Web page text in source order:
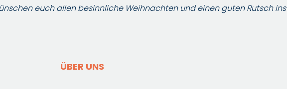
euch allen besinnliche Weihnachten und einen guten Rutsch ins
ÜBER UNS